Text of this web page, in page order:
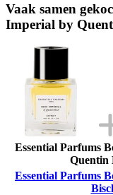
Vaak samen
Imperial by
Essential Parfums
Quentin
Essential Parfums